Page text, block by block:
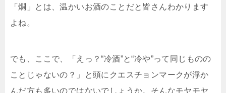
「燗」とは、温かいお酒のことだと皆さんわかります
よね。
でも、ここで、「えっ？“冷酒”と“冷や”って同じものの
ことじゃないの？」と頭にクエスチョンマークが浮か
んだ方も多いのではないでしょうか。そんなモヤモヤ